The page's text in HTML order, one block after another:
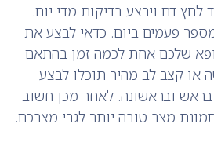
דם ויבצע בדיקות מדי יום.
פעמים ביום. כדאי לבצע את
שלכם אחת לכמה זמן בהתאם
קצב לב מהיר תוכלו לבצע
בראש ובראשונה. לאחר מכן חשוב
מצב טובה יותר לגבי מצבכם.